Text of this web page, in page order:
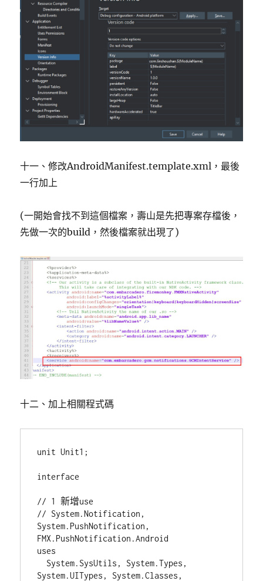
十一、修改AndroidManifest.template.xml，最後
一行加上
(一開始會找不到這個檔案，壽山是先把專案存檔後，
先做一次的build，然後檔案就出現了)
十二、加上相關程式碼
unit Unit1;
interface
// 1 新增use
// System.Notification,
System.PushNotification,
FMX.PushNotification.Android
uses
System.UITypes, System.Classes,